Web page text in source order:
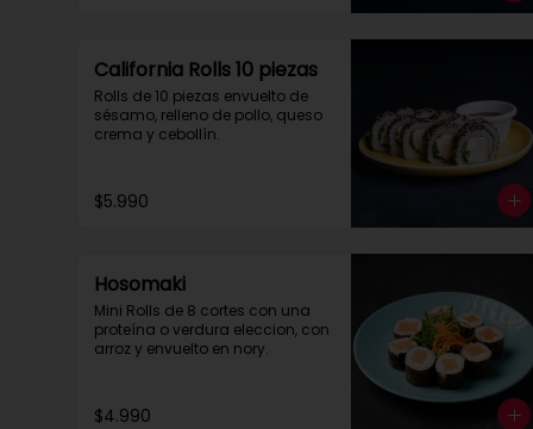
California Rolls 10 piezas
Rolls de 10 piezas envuelto de
sésamo, relleno de pollo, queso
crema y cebollín.
$5.990
Hosomaki
Mini Rolls de 8 cortes con una
proteína o verdura eleccion, con
arroz y envuelto en nory.
$4.990